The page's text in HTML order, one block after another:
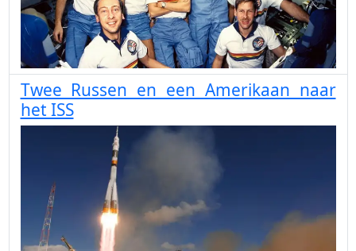
Twee Russen en een Amerikaan naar
het ISS